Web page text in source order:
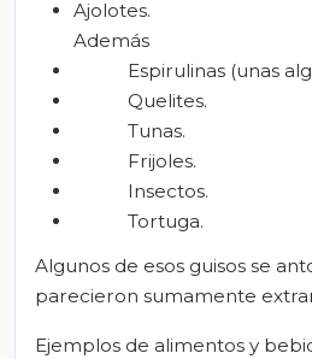
Ajolotes.
Además
Espirulinas (unas
Quelites.
Tunas.
Frijoles.
Insectos.
Tortuga.
Algunos de esos guisos se
parecieron sumamente
Ejemplos de alimentos y